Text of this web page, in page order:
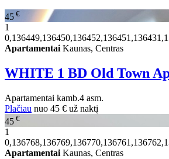
45 €
1
Apartamentai Kaunas, Centras
WHITE 1 BD Old Town
Apartamentai kamb.4 asm.
Plačiau nuo 45 € už naktį
45 €
1
ApartamentaiKaunas, Centras